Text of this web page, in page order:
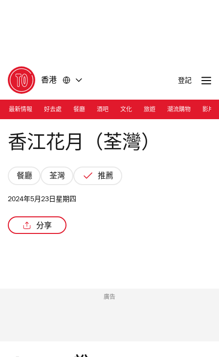
香港 登記
最新情報 好去處 餐廳 酒吧 文化 旅遊 潮流購物 影片
Photograph: Courtesy Victorian Era
香江花月（荃灣）
餐廳 荃灣 推薦
2024年5月23日星期四
分享
廣告